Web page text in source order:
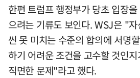
한편 트럼프 행정부가 당초 입장
으려는 기류도 보인다. WSJ은 "
씬 못 미치는 수준의 합의에 서명
하기 어려운 조건을 고수할 것인
직면한 문제"라고 했다.